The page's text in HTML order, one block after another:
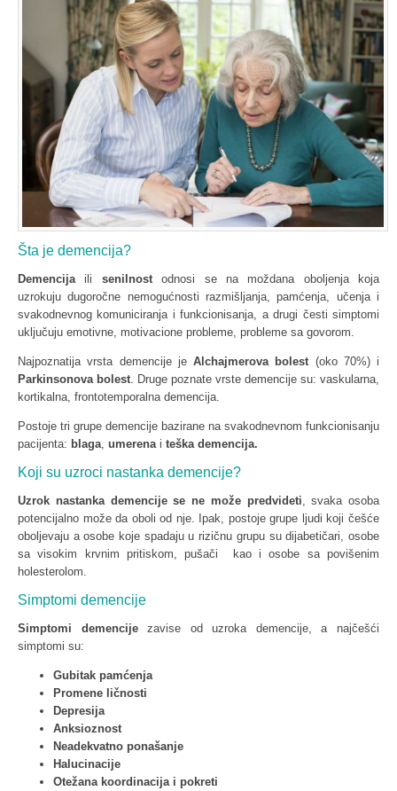
Šta je demencija?
Demencija ili senilnostodnosi se na moždana oboljenja koja
uzrokuju dugoročne nemogućnosti razmišljanja, pamćenja, učenja i
svakodnevnog komuniciranja i funkcionisanja, a drugi česti simptomi
uključuju emotivne, motivacione probleme, probleme sa govorom.
Najpoznatija vrsta demencije je Alchajmerova bolest (oko 70%) i
Parkinsonova bolest . Druge poznate vrste demencije su: vaskularna,
kortikalna, frontotemporalna demencija.
Postoje tri grupe demencije bazirane na svakodnevnom funkcionisanju
pacijenta: blaga umerena i teška demencija.
Koji su uzroci nastanka demencije?
Uzrok nastanka demencijese ne može predvideti , svaka osoba
potencijalno može da oboli od nje. Ipak, postoje grupe ljudi koji češće
oboljevaju a osobe koje spadaju u rizičnu grupu su dijabetičari, osobe
sa visokim krvnim pritiskom, pušači kao i osobe sa povišenim
holesterolom.
Simptomi demencije
Simptomi demencijezavise od uzroka demencije, a najčešći
simptomi su:
Gubitak pamćenja
Promene ličnosti
Depresija
Anksioznost
Neadekvatno ponašanje
Halucinacije
Otežana koordinacija i pokreti